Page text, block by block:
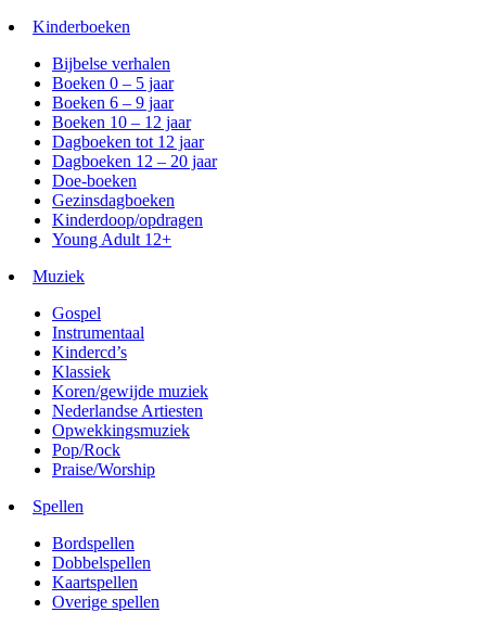
Kinderboeken
Bijbelse verhalen
Boeken 0 – 5 jaar
Boeken 6 – 9 jaar
Boeken 10 – 12 jaar
Dagboeken tot 12 jaar
Dagboeken 12 – 20 jaar
Doe-boeken
Gezinsdagboeken
Kinderdoop/opdragen
Young Adult 12+
Muziek
Gospel
Instrumentaal
Kindercd’s
Klassiek
Koren/gewijde muziek
Nederlandse Artiesten
Opwekkingsmuziek
Pop/Rock
Praise/Worship
Spellen
Bordspellen
Dobbelspellen
Kaartspellen
Overige spellen